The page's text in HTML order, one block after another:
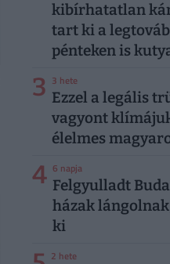
kibírhatatlan
tart ki a
pénteken is
3 3 hete
Ezzel a legális
vagyont
élelmes
4 6 napja
Felgyulladt
házak
ki
2 hete